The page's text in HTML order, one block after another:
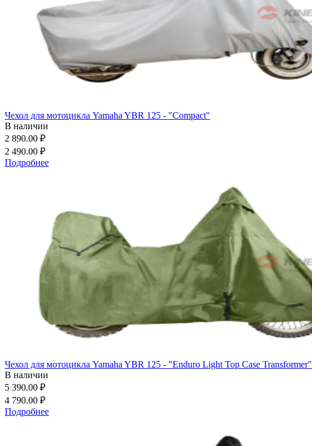
Чехол для мотоцикла Yamaha YBR 125 - "Compact"
В наличии
2 890.00 ₽
2 490.00 ₽
Подробнее
Чехол для мотоцикла Yamaha YBR 125 - "Enduro Light Top Case Transformer"
В наличии
5 390.00 ₽
4 790.00 ₽
Подробнее